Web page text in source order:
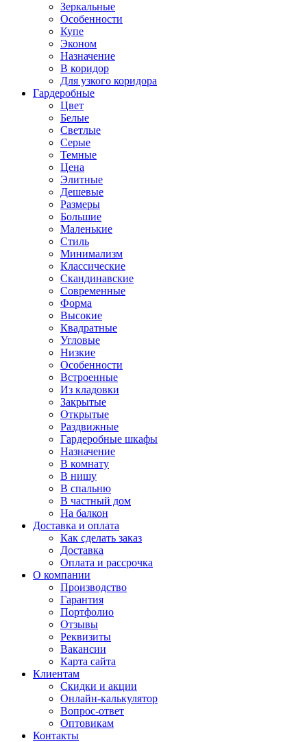
Зеркальные
Особенности
Купе
Эконом
Назначение
В коридор
Для узкого коридора
Гардеробные
Цвет
Белые
Светлые
Серые
Темные
Цена
Элитные
Дешевые
Размеры
Большие
Маленькие
Стиль
Минимализм
Классические
Скандинавские
Современные
Форма
Высокие
Квадратные
Угловые
Низкие
Особенности
Встроенные
Из кладовки
Закрытые
Открытые
Раздвижные
Гардеробные шкафы
Назначение
В комнату
В нишу
В спальню
В частный дом
На балкон
Доставка и оплата
Как сделать заказ
Доставка
Оплата и рассрочка
О компании
Производство
Гарантия
Портфолио
Отзывы
Реквизиты
Вакансии
Карта сайта
Клиентам
Скидки и акции
Онлайн-калькулятор
Вопрос-ответ
Оптовикам
Контакты